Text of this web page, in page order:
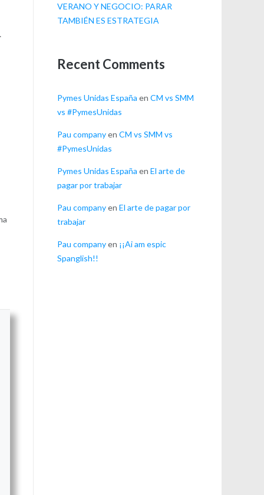
VERANO Y NEGOCIO: PARAR
TAMBIÉN ES ESTRATEGIA
Recent Comments
Pymes Unidas España en CM vs SMM
vs #PymesUnidas
Pau companyen CM vs SMM vs
#PymesUnidas
Pymes Unidas España en El arte de
pagar por trabajar
Pau companyen El arte de pagar por
trabajar
Pau companyen ¡¡Ai am espic
Spanglish!!